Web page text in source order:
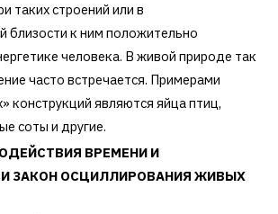
таких строений или в
близости к ним положительно
человека. В живой природе так
часто встречается. Примерами
конструкций являются яйца птиц,
соты и другие.
ВРЕМЕНИ И
ЗАКОН ОСЦИЛЛИРОВАНИЯ ЖИВЫХ